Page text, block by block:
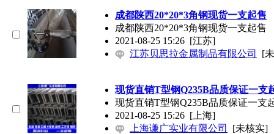
成都陕西20*20*3角钢现货一支起售
成都陕西20*20*3角钢现货一支起售
2021-08-25 15:26 [江苏]
江苏贝思拉金属制品有限公司
[
现货直销T型钢Q235B品质保证一支
现货直销T型钢Q235B品质保证一支
2021-08-25 15:26 [上海]
上海谦广实业有限公司
[未核实]